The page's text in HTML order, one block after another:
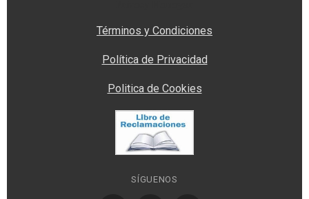
Términos y Condiciones
Política de Privacidad
Politica de Cookies
SÍGUENOS